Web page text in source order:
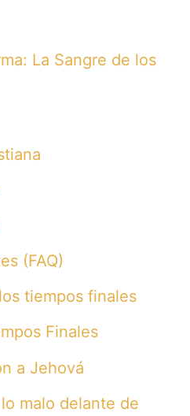
La Sangre de los
(FAQ)
tiempos finales
Finales
a Jehová
malo delante de